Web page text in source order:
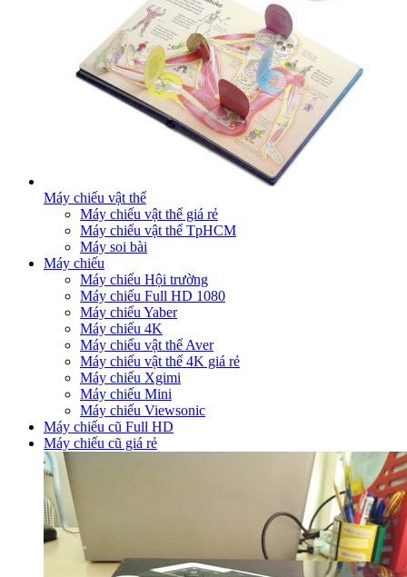
Máy chiếu vật thể
Máy chiếu vật thể giá rẻ
Máy chiếu vật thể TpHCM
Máy soi bài
Máy chiếu
Máy chiếu Hội trường
Máy chiếu Full HD 1080
Máy chiếu Yaber
Máy chiếu 4K
Máy chiếu vật thể Aver
Máy chiếu vật thể 4K giá rẻ
Máy chiếu Xgimi
Máy chiếu Mini
Máy chiếu Viewsonic
Máy chiếu cũ Full HD
Máy chiếu cũ giá rẻ